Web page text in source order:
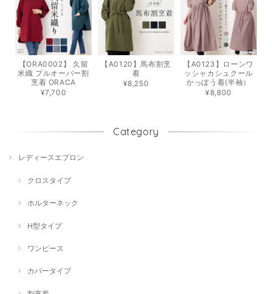
【ORA0002】 久留
米織 プルオーバー割
烹着 ORACA
¥7,700
【A0120】馬布割烹
着
¥8,250
【A0123】ローンワ
ッシャカシュクール
かっぽう着(半袖）
¥8,800
Category
レディースエプロン
クロスタイプ
ホルターネック
H型タイプ
ワンピース
カバータイプ